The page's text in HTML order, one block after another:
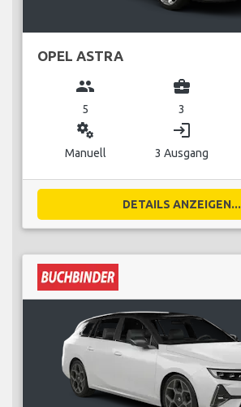
OPEL ASTRA
group
5
business_center
3
miscellaneous_services
Manuell
login
3 Ausgang
DETAILS ANZEIGEN...